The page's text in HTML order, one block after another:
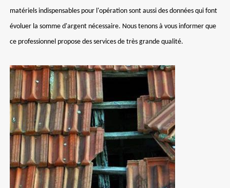
matériels indispensables pour l'opération sont aussi des données qui font
évoluer la somme d'argent nécessaire. Nous tenons à vous informer que
ce professionnel propose des services de très grande qualité.